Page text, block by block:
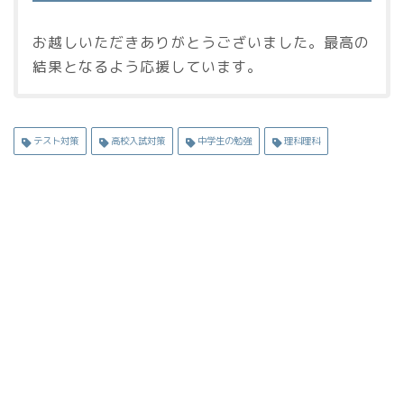
お越しいただきありがとうございました。最高の
結果となるよう応援しています。
テスト対策 高校入試対策 中学生の勉強 理科理科